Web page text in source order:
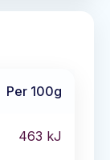
Per 100g
463 kJ